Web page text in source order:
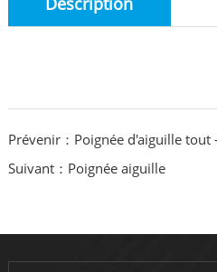
Prévenir：Poignée d'aiguille tout
Suivant：Poignée aiguille